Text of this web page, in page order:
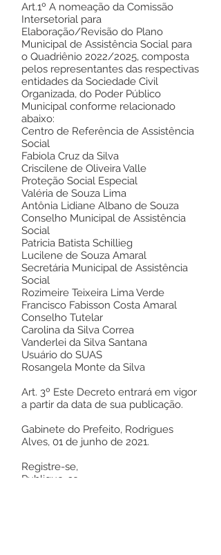
Art.1º A nomeação da Comissão
Intersetorial para
Elaboração/Revisão do Plano
Municipal de Assistência Social para
o Quadriênio 2022/2025, composta
pelos representantes das respectivas
entidades da Sociedade Civil
Organizada, do Poder Público
Municipal conforme relacionado
abaixo:
Centro de Referência de Assistência
Social
Fabiola Cruz da Silva
Criscilene de Oliveira Valle
Proteção Social Especial
Valéria de Souza Lima
Antônia Lidiane Albano de Souza
Conselho Municipal de Assistência
Social
Patricia Batista Schillieg
Lucilene de Souza Amaral
Secretária Municipal de Assistência
Social
Rozimeire Teixeira Lima Verde
Francisco Fabisson Costa Amaral
Conselho Tutelar
Carolina da Silva Correa
Vanderlei da Silva Santana
Usuário do SUAS
Rosangela Monte da Silva
Art. 3º Este Decreto entrará em vigor
a partir da data de sua publicação.
Gabinete do Prefeito, Rodrigues
Alves, 01 de junho de 2021.
Registre-se,
Publique-se